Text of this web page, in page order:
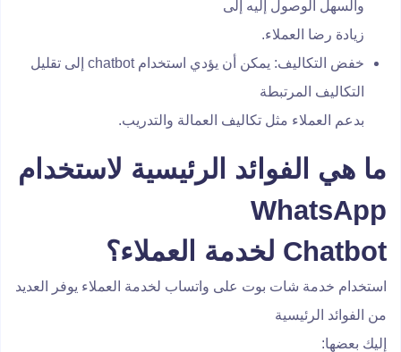
والسهل الوصول إليه إلى
زيادة رضا العملاء.
خفض التكاليف: يمكن أن يؤدي استخدام chatbot إلى تقليل
التكاليف المرتبطة
بدعم العملاء مثل تكاليف العمالة والتدريب.
ما هي الفوائد الرئيسية لاستخدام
WhatsApp
Chatbot لخدمة العملاء؟
استخدام خدمة شات بوت على واتساب لخدمة العملاء يوفر العديد
من الفوائد الرئيسية
إليك بعضها: